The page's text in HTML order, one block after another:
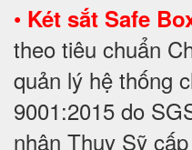
• Két sắt Safe
theo tiêu chuẩn
quản lý hệ thống
9001:2015 do
nhận Thụy Sỹ